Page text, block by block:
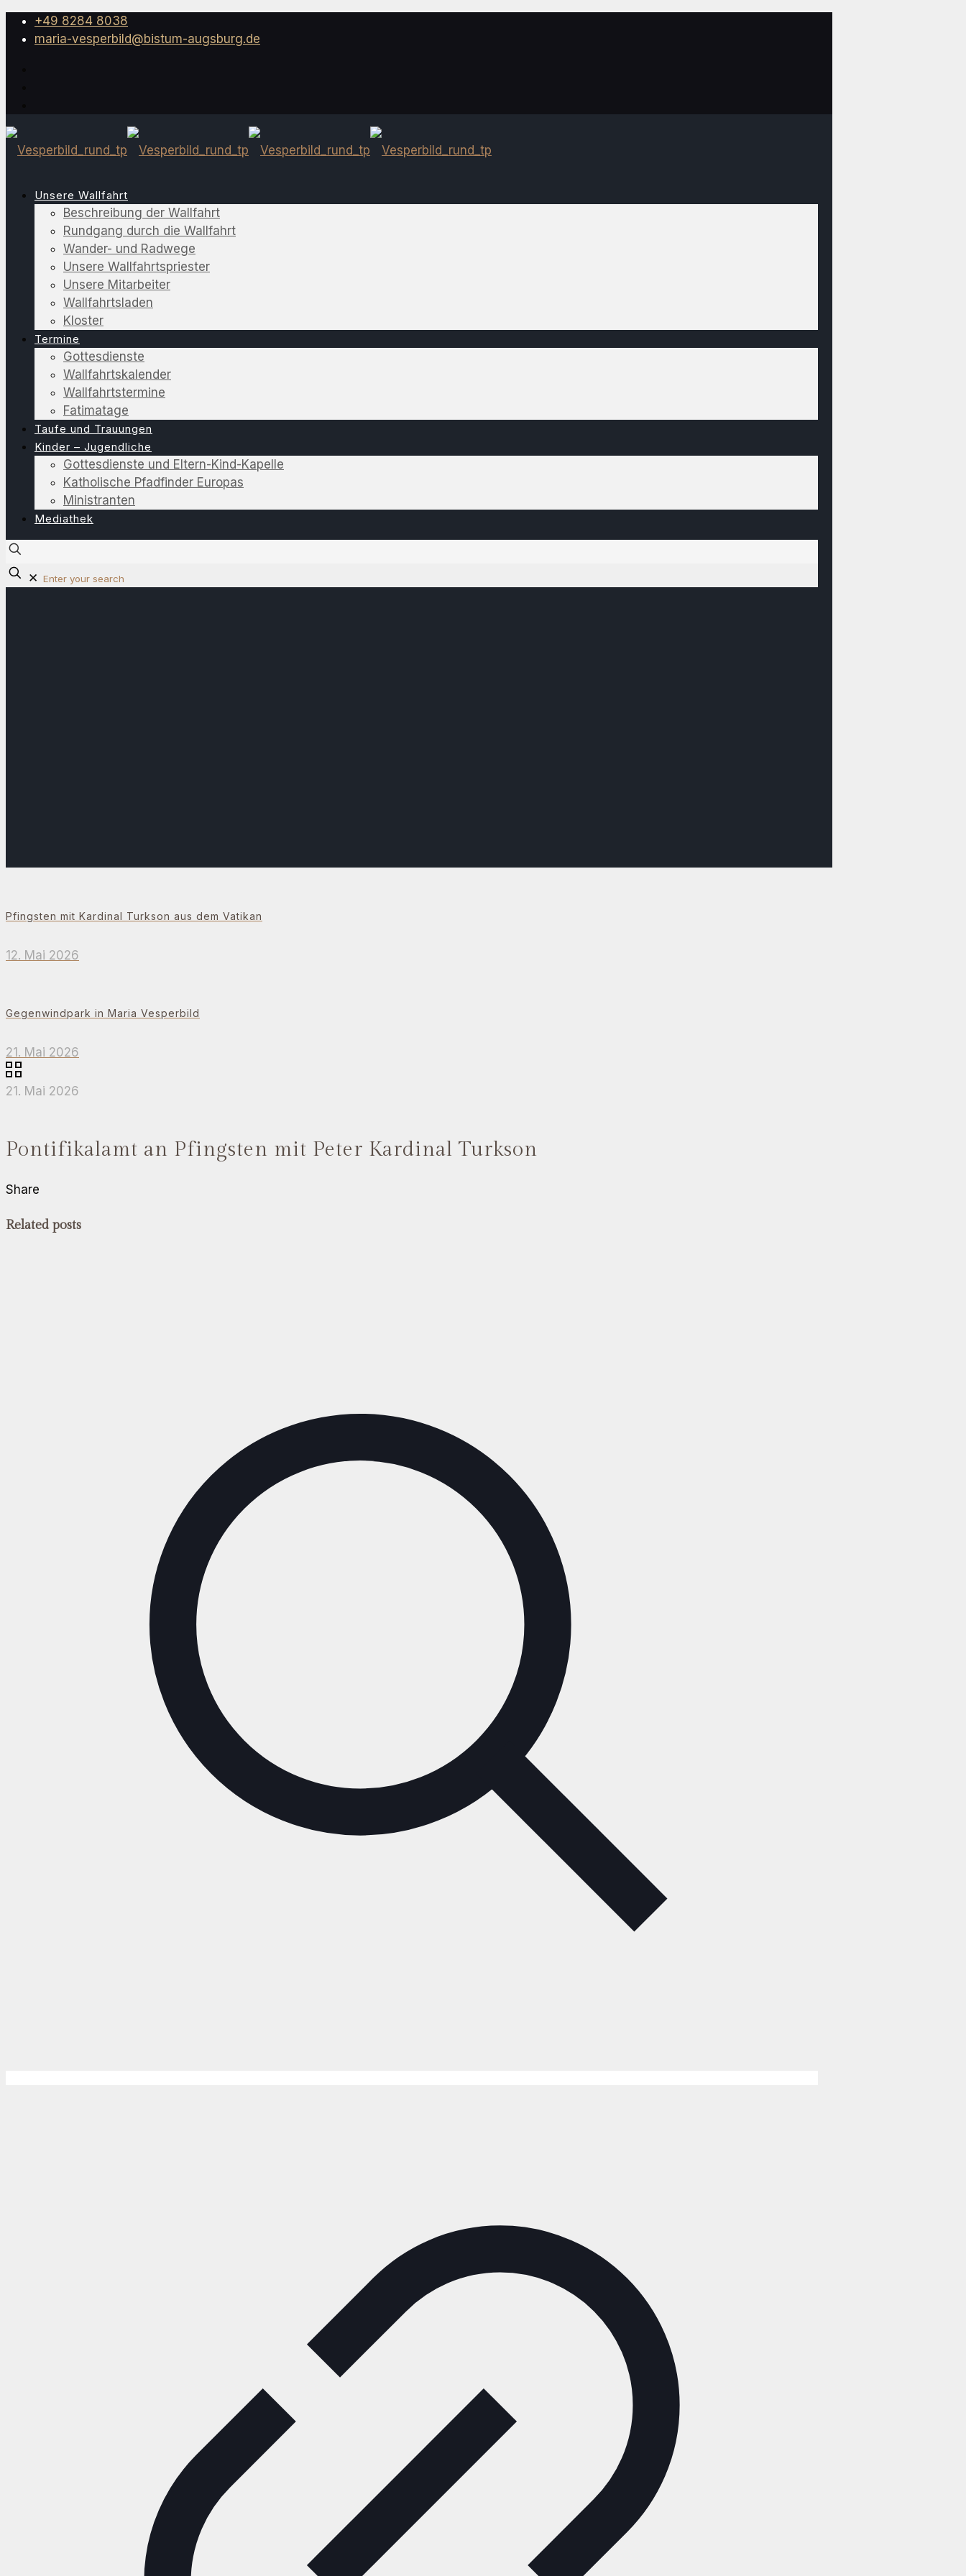
+49 8284 8038
maria-vesperbild@bistum-augsburg.de
Unsere Wallfahrt
Beschreibung der Wallfahrt
Rundgang durch die Wallfahrt
Wander- und Radwege
Unsere Wallfahrtspriester
Unsere Mitarbeiter
Wallfahrtsladen
Kloster
Termine
Gottesdienste
Wallfahrtskalender
Wallfahrtstermine
Fatimatage
Taufe und Trauungen
Kinder – Jugendliche
Gottesdienste und Eltern-Kind-Kapelle
Katholische Pfadfinder Europas
Ministranten
Mediathek
✕
Pfingsten mit Kardinal Turkson aus dem Vatikan
12. Mai 2026
Gegenwindpark in Maria Vesperbild
21. Mai 2026
21. Mai 2026
Pontifikalamt an Pfingsten mit Peter Kardinal Turkson
Share
Related posts